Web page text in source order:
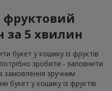
5 хвилин
букет у кошику із фруктів
зробити - заповнити
замовлення зручним
букет у кошику із фруктів